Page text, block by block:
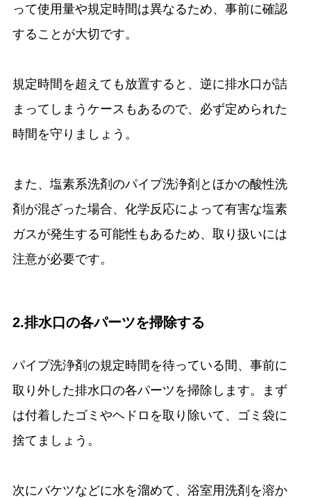
って使用量や規定時間は異なるため、事前に確認
することが大切です。
規定時間を超えても放置すると、逆に排水口が詰
まってしまうケースもあるので、必ず定められた
時間を守りましょう。
また、塩素系洗剤のパイプ洗浄剤とほかの酸性洗
剤が混ざった場合、化学反応によって有害な塩素
ガスが発生する可能性もあるため、取り扱いには
注意が必要です。
2.排水口の各パーツを掃除する
パイプ洗浄剤の規定時間を待っている間、事前に
取り外した排水口の各パーツを掃除します。まず
は付着したゴミやヘドロを取り除いて、ゴミ袋に
捨てましょう。
次にバケツなどに水を溜めて、浴室用洗剤を溶か